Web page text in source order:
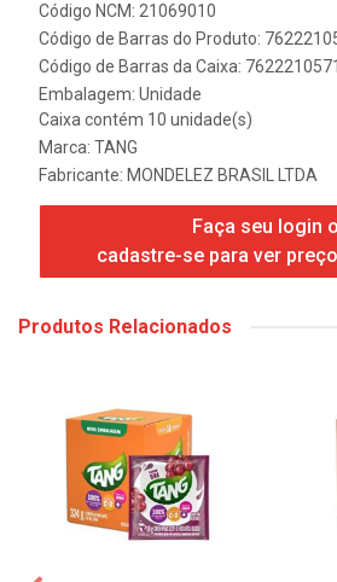
Código NCM: 21069010
Código de Barras do Produto:
Código de Barras da Caixa:
Embalagem: Unidade
Caixa contém 10 unidade(s)
Marca: TANG
Fabricante: MONDELEZ BRASIL LTDA
Faça seu login
cadastre-se para ver
Produtos Relacionados